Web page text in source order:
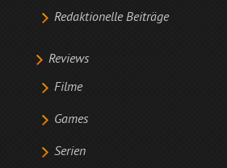
Redaktionelle Beiträge
Reviews
Filme
Games
Serien